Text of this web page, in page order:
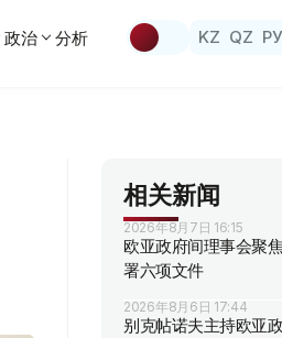
政治 分析 KZ QZ РУ
相关新闻
2026年8月7日 16:15
欧亚政府间理事会聚
署六项文件
2026年8月6日 17:44
别克帖诺夫主持欧亚